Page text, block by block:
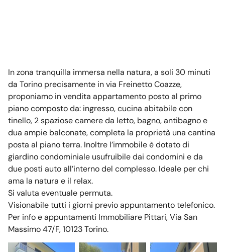
In zona tranquilla immersa nella natura, a soli 30 minuti
da Torino precisamente in via Freinetto Coazze,
proponiamo in vendita appartamento posto al primo
piano composto da: ingresso, cucina abitabile con
tinello, 2 spaziose camere da letto, bagno, antibagno e
dua ampie balconate, completa la proprietà una cantina
posta al piano terra. Inoltre l’immobile è dotato di
giardino condominiale usufruibile dai condomini e da
due posti auto all’interno del complesso. Ideale per chi
ama la natura e il relax.
Si valuta eventuale permuta.
Visionabile tutti i giorni previo appuntamento telefonico.
Per info e appuntamenti Immobiliare Pittari, Via San
Massimo 47/F, 10123 Torino.